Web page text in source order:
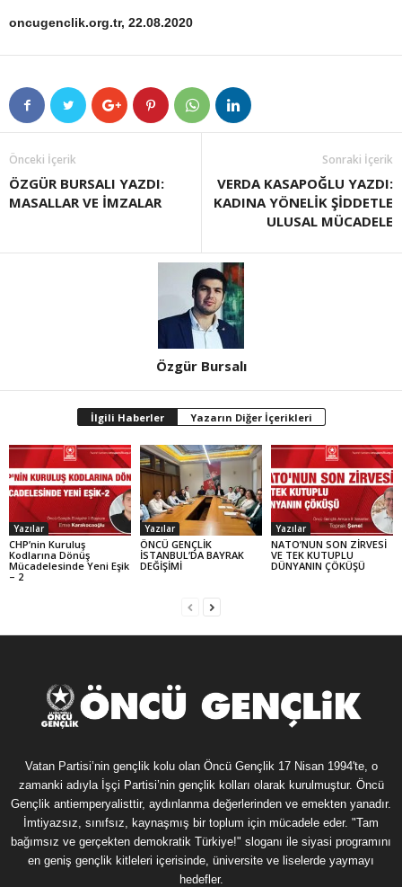
oncugenclik.org.tr, 22.08.2020
Önceki İçerik
ÖZGÜR BURSALI YAZDI:
MASALLAR VE İMZALAR
Sonraki İçerik
VERDA KASAPOĞLU YAZDI:
KADINA YÖNELİK ŞİDDETLE
ULUSAL MÜCADELE
Özgür Bursalı
İlgili Haberler Yazarın Diğer İçerikleri
Yazılar
CHP’nin Kuruluş
Kodlarına Dönüş
Mücadelesinde Yeni Eşik
– 2
Yazılar
ÖNCÜ GENÇLİK
İSTANBUL’DA BAYRAK
DEĞİŞİMİ
Yazılar
NATO’NUN SON ZİRVESİ
VE TEK KUTUPLU
DÜNYANIN ÇÖKÜŞÜ
Vatan Partisi’nin gençlik kolu olan Öncü Gençlik 17 Nisan 1994'te, o
zamanki adıyla İşçi Partisi’nin gençlik kolları olarak kurulmuştur. Öncü
Gençlik antiemperyalisttir, aydınlanma değerlerinden ve emekten yanadır.
İmtiyazsız, sınıfsız, kaynaşmış bir toplum için mücadele eder. "Tam
bağımsız ve gerçekten demokratik Türkiye!" sloganı ile siyasi programını
en geniş gençlik kitleleri içerisinde, üniversite ve liselerde yaymayı
hedefler.